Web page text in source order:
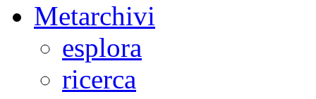
Metarchivi
esplora
ricerca